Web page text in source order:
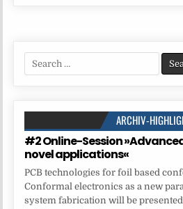
Search
for:
ARCHIV-
#2 Online-Session
novel applications«
PCB technologies for foil based
Conformal electronics as a new
system fabrication will be